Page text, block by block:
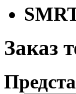
Заказ